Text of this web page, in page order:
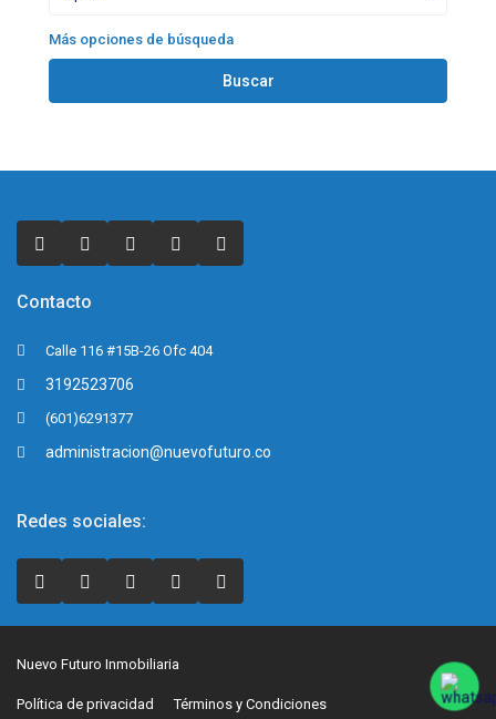
Más opciones de búsqueda
Buscar
Contacto
Calle 116 #15B-26 Ofc 404
3192523706
(601)6291377
administracion@nuevofuturo.co
Redes sociales:
Nuevo Futuro Inmobiliaria
Política de privacidad Términos y Condiciones